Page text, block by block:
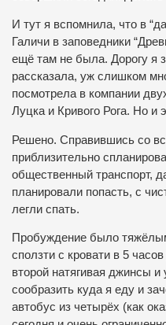
И тут я вспомнила, что в
Галичи в заповедники
ещё там не была. Дорогу я
рассказала, уж слишком
посмотрела в компании
Луцка и Кривого Рога. Но и
Решено. Справившись со
приблизительно
общественный транспорт,
планировали попасть, с
легли спать.
Пробуждение было
сползти с кровати в 5
второй натягивая джинсы
сообразить куда я еду и
автобус из четырёх (как